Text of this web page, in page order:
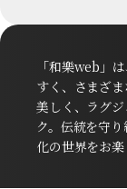
「和樂web」
すく、さまざま
美しく、ラグ
ク。伝統を守
化の世界をお楽